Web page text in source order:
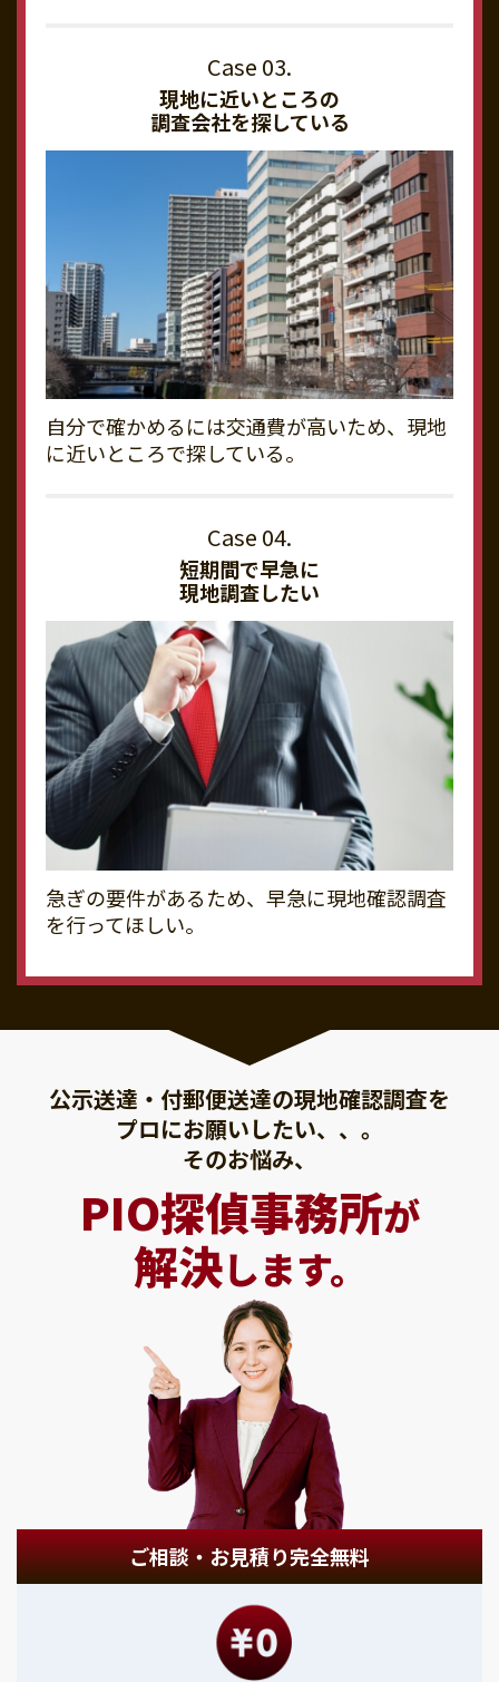
現地に近いところの
調査会社を探している
自分で確かめるには交通費が高いため、現地
に近いところで探している。
短期間で早急に
現地調査したい
急ぎの要件があるため、早急に現地確認調査
を行ってほしい。
公示送達・付郵便送達の現地確認調査を
プロにお願いしたい、、。
そのお悩み、
PIO探偵事務所が
解決します。
ご相談・お見積り完全無料